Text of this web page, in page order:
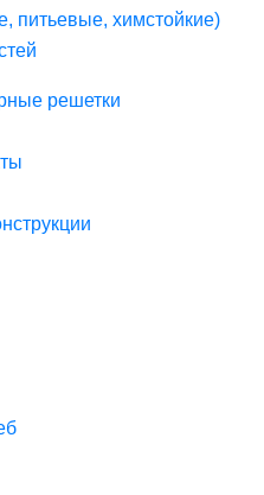
питьевые, химстойкие)
решетки